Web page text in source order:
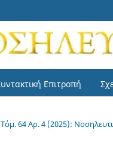
Επιτροπή
Τόμ. 64 Αρ. 4 (2025):